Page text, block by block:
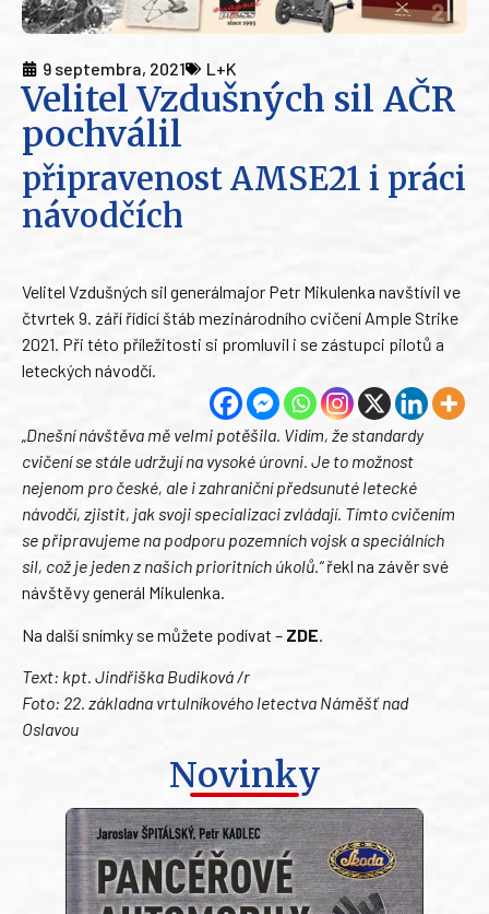
9 septembra, 2021 L+K
Velitel Vzdušných sil AČR
pochválil
připravenost AMSE21 i práci
návodčích
Velitel Vzdušných sil generálmajor Petr Mikulenka navštívil ve
čtvrtek 9. září řídící štáb mezinárodního cvičení Ample Strike
2021. Při této příležitosti si promluvil i se zástupci pilotů a
leteckých návodčí.
„Dnešní návštěva mě velmi potěšila. Vidím, že standardy
cvičení se stále udržují na vysoké úrovni. Je to možnost
nejenom pro české, ale i zahraniční předsunuté letecké
návodčí, zjistit, jak svoji specializaci zvládají. Tímto cvičením
se připravujeme na podporu pozemních vojsk a speciálních
sil, což je jeden z našich prioritních úkolů.“řekl na závěr své
návštěvy generál Mikulenka.
Na další snímky se můžete podívat – ZDE
Text: kpt. Jindřiška Budiková /r
Foto: 22. základna vrtulníkového letectva Náměšť nad
Oslavou
Novinky